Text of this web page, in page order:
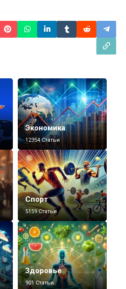
Экономика
12354 Статьи
Спорт
5159 Статьи
Здоровье
901 Статьи